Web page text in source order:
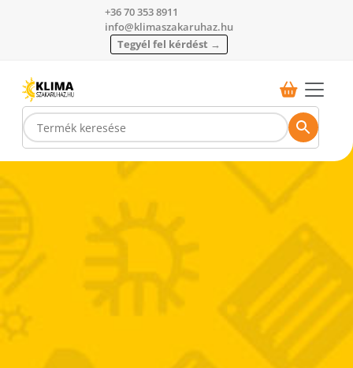
+36 70 353 8911
info@klimaszakaruhaz.hu
Tegyél fel kérdést →